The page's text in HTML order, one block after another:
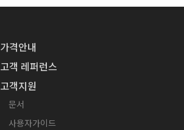
가격안내
고객 레퍼런스
고객지원
문서
사용자가이드